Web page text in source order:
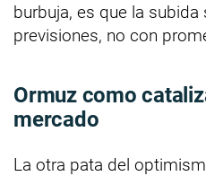
burbuja, es que la subida
previsiones, no con
Ormuz como
mercado
La otra pata del